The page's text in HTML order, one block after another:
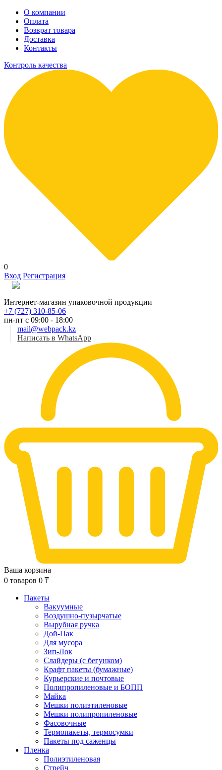
О компании
Оплата
Возврат товара
Доставка
Контакты
Контроль качества
0
Вход Регистрация
Интернет-магазин упаковочной продукции
+7 (727) 310-85-06
пн-пт с 09:00 - 18:00
mail@webpack.kz
Написать в WhatsApp
Ваша корзина
0 товаров 0 ₸
Пакеты
Вакуумные
Воздушно-пузырчатые
Вырубная ручка
Дой-Пак
Для мусора
Зип-Лок
Слайдеры (с бегунком)
Крафт пакеты (бумажные)
Курьерские и почтовые
Полипропиленовые и БОПП
Майка
Мешки полиэтиленовые
Мешки полипропиленовые
Фасовочные
Термопакеты, термосумки
Пакеты под саженцы
Пленка
Полиэтиленовая
Стрейч